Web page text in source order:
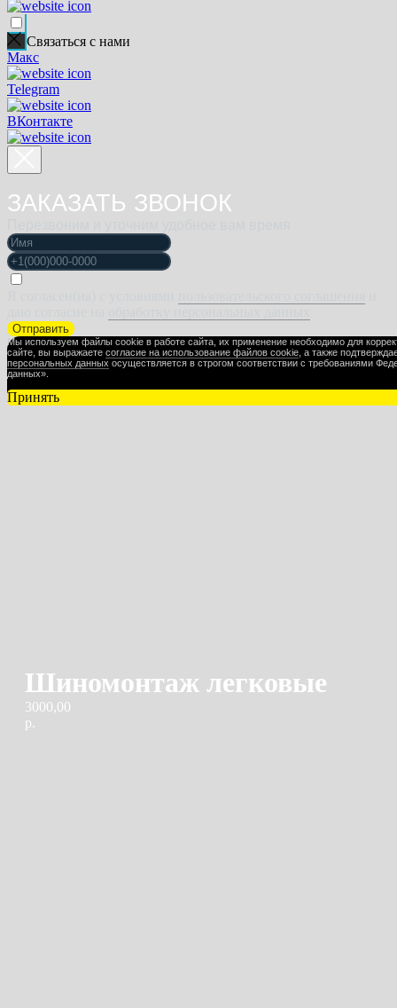
Связаться с нами
Макс
Telegram
ВКонтакте
ЗАКАЗАТЬ ЗВОНОК
Отправить
Мы используем файлы cookie в работе сайта, их применение необходимо для
сайте, вы выражаете согласие на использование файлов cookie , а также
персональных данных осуществляется в строгом соответствии с требованиями
данных».
Принять
Шиномонтаж легковые
3000,00
р.